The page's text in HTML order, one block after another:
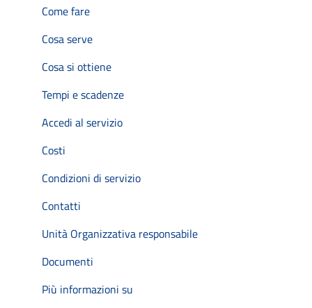
Come fare
Cosa serve
Cosa si ottiene
Tempi e scadenze
Accedi al servizio
Costi
Condizioni di servizio
Contatti
Unità Organizzativa responsabile
Documenti
Più informazioni su